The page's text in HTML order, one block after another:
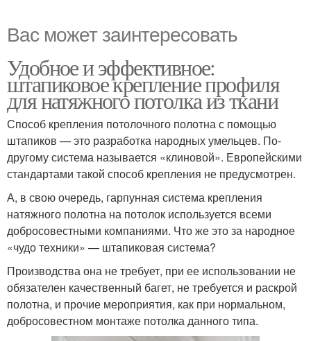
Вас может заинтересовать
Удобное и эффективное:
штапиковое крепление профиля
для натяжного потолка из ткани
Способ крепления потолочного полотна с помощью
штапиков — это разработка народных умельцев. По-
другому система называется «клиновой». Европейскими
стандартами такой способ крепления не предусмотрен.
А, в свою очередь, гарпунная система крепления
натяжного полотна на потолок используется всеми
добросовестными компаниями. Что же это за народное
«чудо техники» — штапиковая система?
Производства она не требует, при ее использовании не
обязателен качественный багет, не требуется и раскрой
полотна, и прочие мероприятия, как при нормальном,
добросовестном монтаже потолка данного типа.